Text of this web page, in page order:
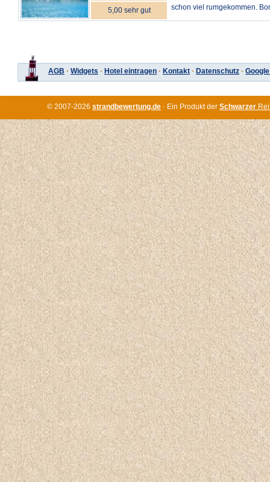
schon viel rumgekommen.
5,00 sehr gut
AGB · Widgets · Hotel eintragen · Kontakt · Datenschutz ·
© 2007-2026 strandbewertung.de · Ein Produkt der Schwarzer